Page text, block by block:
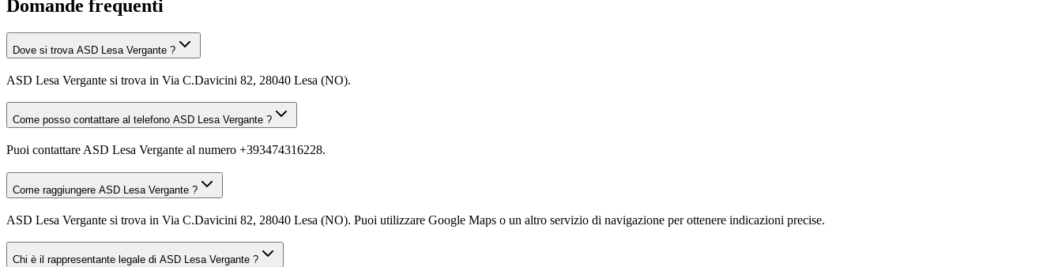
Domande frequenti
Dove si trova ASD Lesa Vergante ?
ASD Lesa Vergante si trova in Via C.Davicini 82, 28040 Lesa (NO).
Come posso contattare al telefono ASD Lesa Vergante ?
Puoi contattare ASD Lesa Vergante al numero +393474316228.
Come raggiungere ASD Lesa Vergante ?
ASD Lesa Vergante si trova in Via C.Davicini 82, 28040 Lesa (NO). Puoi utilizzare Google Maps o un altro servizio di navigazione per ottenere indicazioni precise.
Chi è il rappresentante legale di ASD Lesa Vergante ?